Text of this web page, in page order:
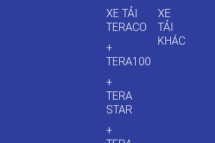
XE TẢI
TERACO
+
TERA100
+
TERA
STAR
+
XE
TẢI
KHÁC